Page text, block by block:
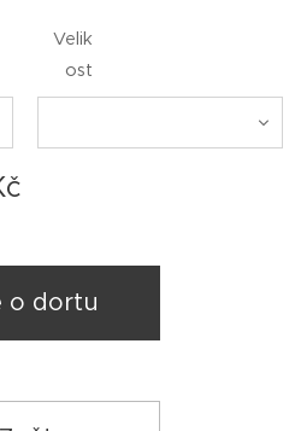
Velik
ost
o dortu